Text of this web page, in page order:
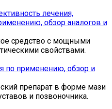
лечения,
обзор аналогов и
средство с мощными
свойствами.
по применению, обзор и
препарат в форме мази
и позвоночника.